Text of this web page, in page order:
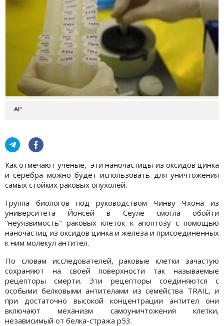
АР
Как отмечают ученые, эти наночастицы из оксидов цинка
и серебра можно будет использовать для уничтожения
самых стойких раковых опухолей.
Группа биологов под руководством Чинву Чхона из
университета Йонсей в Сеуле смогла обойти
"неуязвимость" раковых клеток к апоптозу с помощью
наночастиц из оксидов цинка и железа и присоединенных
к ним молекул антител.
По словам исследователей, раковые клетки зачастую
сохраняют на своей поверхности так называемые
рецепторы смерти. Эти рецепторы соединяются с
особыми белковыми антителами из семейства TRAIL, и
при достаточно высокой концентрации антител они
включают механизм самоуничтожения клетки,
независимый от белка-стража p53.